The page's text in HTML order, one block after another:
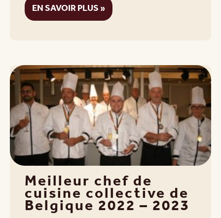
EN SAVOIR PLUS »
Meilleur chef de
cuisine collective de
Belgique 2022 – 2023